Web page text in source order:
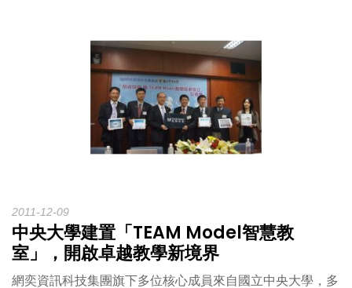
2011-12-09
中央大學建置「TEAM Model智慧教
室」，開啟卓越教學新境界
網奕資訊科技集團旗下多位核心成員來自國立中央大學，多